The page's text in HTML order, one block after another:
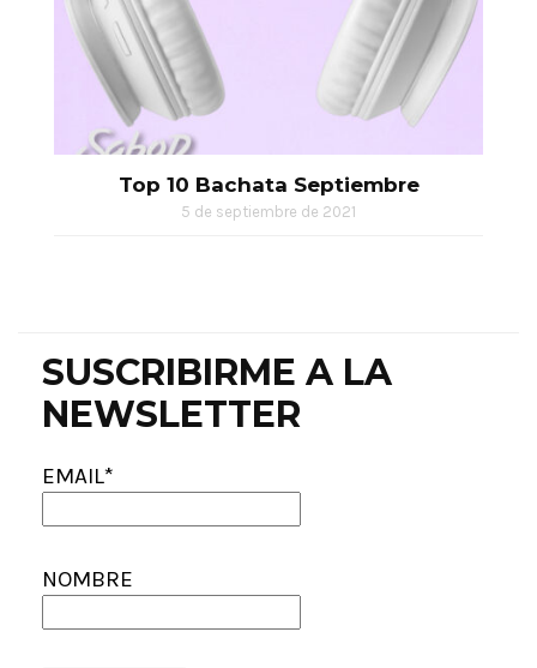
Top 10 Bachata Septiembre
5 de septiembre de 2021
SUSCRIBIRME A LA
NEWSLETTER
EMAIL*
NOMBRE